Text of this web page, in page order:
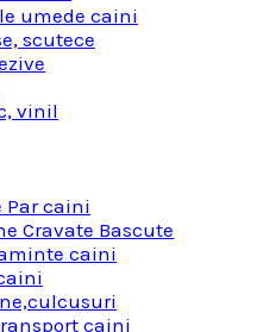
umede caini
scutece
vinil
Par caini
Cravate Bascute
caini
caini